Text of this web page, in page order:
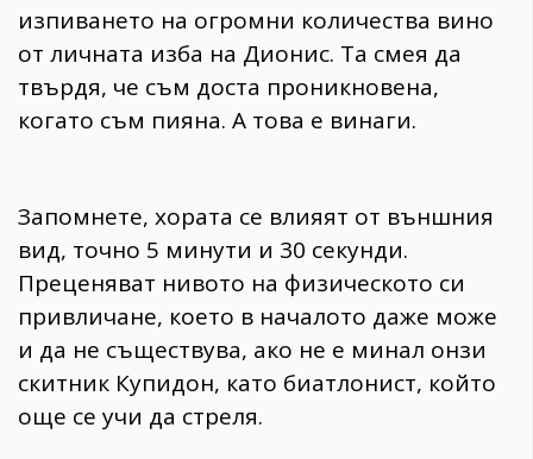
изпиването на огромни количества вино
от личната изба на Дионис. Та смея да
твърдя, че съм доста проникновена,
когато съм пияна. А това е винаги.
Запомнете, хората се влияят от външния
вид, точно 5 минути и 30 секунди.
Преценяват нивото на физическото си
привличане, което в началото даже може
и да не съществува, ако не е минал онзи
скитник Купидон, като биатлонист, който
още се учи да стреля.